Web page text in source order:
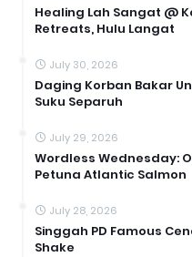
Healing Lah Sangat @
Retreats, Hulu Langat
July 30, 2026
Daging Korban Bakar
Suku Separuh
July 29, 2026
Wordless Wednesday:
Petuna Atlantic Salmon
July 28, 2026
Singgah PD Famous
Shake